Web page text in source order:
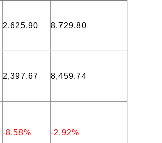
2,625.90 8,729.80
2,397.67 8,459.74
-8.58% -2.92%